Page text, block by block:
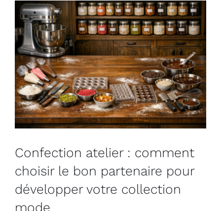
Confection atelier : comment
choisir le bon partenaire pour
développer votre collection
mode